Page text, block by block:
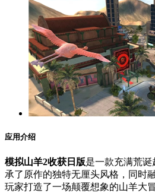
应用介绍
模拟山羊2收获日版是一款充满荒
承了原作的独特无厘头风格，同时
玩家打造了一场颠覆想象的山羊大